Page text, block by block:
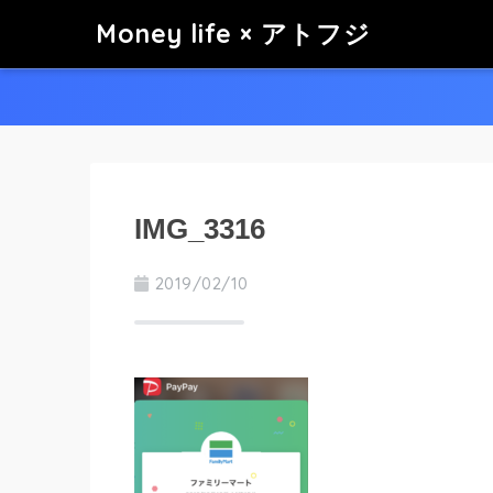
Money life × アトフジ
IMG_3316
2019/02/10